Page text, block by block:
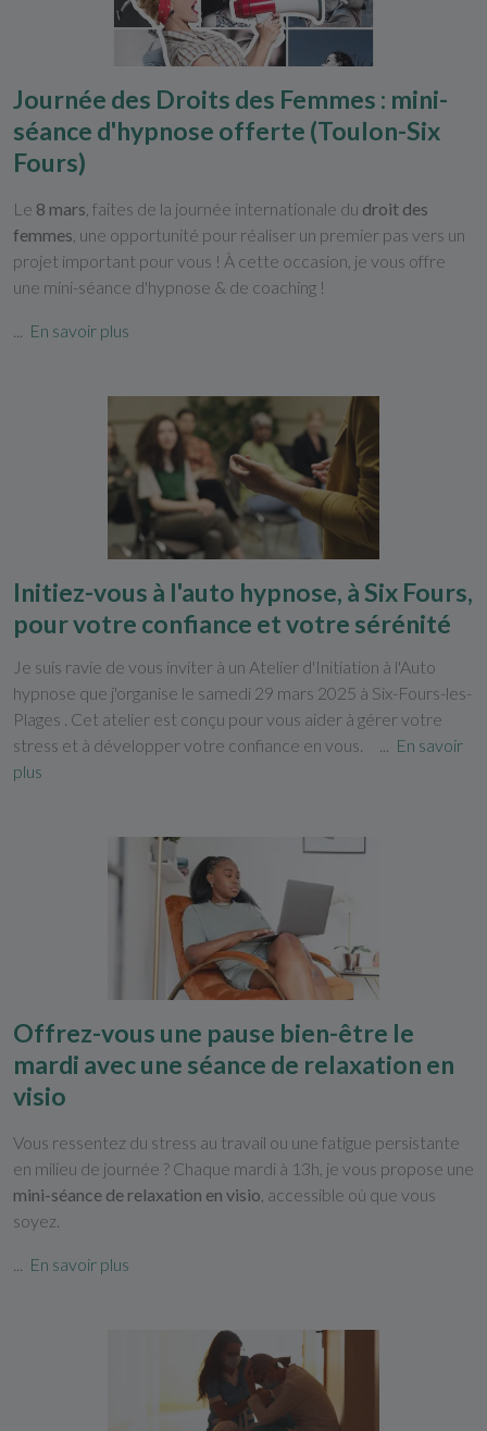
Journée des Droits des Femmes : mini-
séance d'hypnose offerte (Toulon-Six
Fours)
Le 8 mars , faites de la journée internationale du droit des
femmes , une opportunité pour réaliser un premier pas vers un
projet important pour vous ! À cette occasion, je vous offre
une mini-séance d'hypnose & de coaching !
En savoir plus
Initiez-vous à l'auto hypnose, à Six Fours,
pour votre confiance et votre sérénité
Je suis ravie de vous inviter à un Atelier d'Initiation à l'Auto
hypnose que j'organise le samedi 29 mars 2025 à Six-Fours-les-
Plages . Cet atelier est conçu pour vous aider à gérer votre
stress et à développer votre confiance en vous. ...
En savoir
plus
Offrez-vous une pause bien-être le
mardi avec une séance de relaxation en
visio
Vous ressentez du stress au travail ou une fatigue persistante
en milieu de journée ? Chaque mardi à 13h, je vous propose une
mini-séance de relaxation en visio , accessible où que vous
soyez.
En savoir plus